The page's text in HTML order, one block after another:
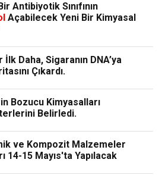
Antibiyotik Sınıfının
Açabilecek Yeni Bir Kimyasal
Daha, Sigaranın DNA’ya
Çıkardı.
Bozucu Kimyasalları
Belirledi.
ve Kompozit Malzemeler
14-15 Mayıs'ta Yapılacak